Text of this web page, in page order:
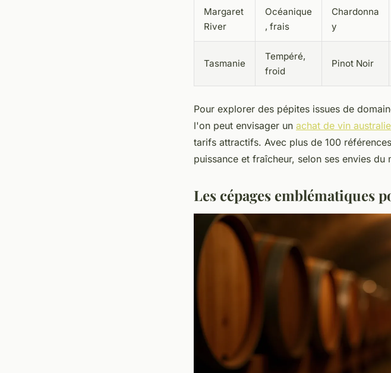
Margaret
River
Océanique
, frais
Chardonna
y
Tasmanie
Tempéré,
froid
Pinot Noir
Pour explorer des pépites issues de
l'on peut envisager un achat de vin
tarifs attractifs. Avec plus de 100
puissance et fraîcheur, selon ses envies du
Les cépages emblématiques